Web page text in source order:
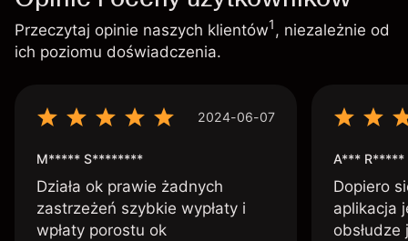
Przeczytaj opinie naszych klientów1, niezależnie od
ich poziomu doświadczenia.
2024-06-07
M***** S********
Działa ok prawie żadnych
zastrzeżeń szybkie wypłaty i
wpłaty porostu ok
A*** R*****
Dopiero
aplikacja